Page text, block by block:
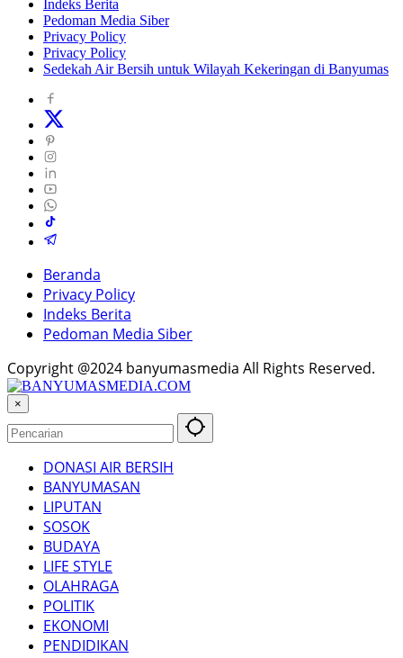
Indeks Berita
Pedoman Media Siber
Privacy Policy
Privacy Policy
Sedekah Air Bersih untuk Wilayah Kekeringan di Banyumas
Beranda
Privacy Policy
Indeks Berita
Pedoman Media Siber
Copyright @2024 banyumasmedia All Rights Reserved.
×
DONASI AIR BERSIH
BANYUMASAN
LIPUTAN
SOSOK
BUDAYA
LIFE STYLE
OLAHRAGA
POLITIK
EKONOMI
PENDIDIKAN